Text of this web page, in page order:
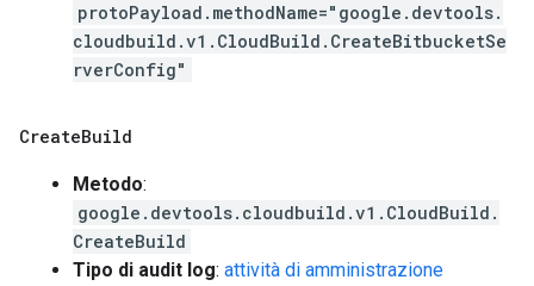
protoPayload.methodName="google.devtools.
cloudbuild.v1.CloudBuild.CreateBitbucketSe
rverConfig"
CreateBuild
Metodo:
google.devtools.cloudbuild.v1.CloudBuild.
CreateBuild
Tipo di audit log: attività di amministrazione